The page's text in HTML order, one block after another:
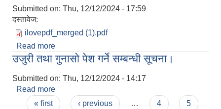
Submitted on: Thu, 12/12/2024 - 17:59
दस्तावेज:
ilovepdf_merged (1).pdf
Read more
गरिरहेका लाभग्राहीहरुको विवरण
उजुरी तथा गुनासो पेश गर्ने सम्बन्धी सूचना।
Submitted on: Thu, 12/12/2024 - 14:17
Read more
Pages
« first ‹ previous … 4
5